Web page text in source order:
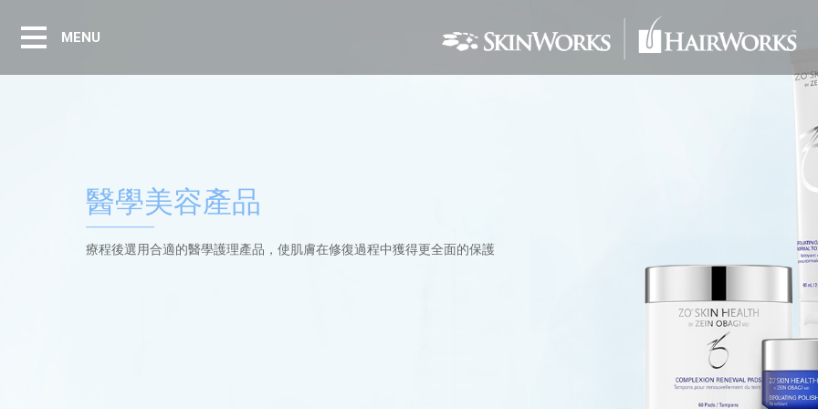
MENU
醫學美容產品
療程後選用合適的醫學護理產品，使肌膚在修復過程中獲得更全面的保護